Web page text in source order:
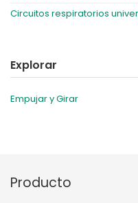
Circuitos respiratorios
Explorar
Empujar y Girar
Producto